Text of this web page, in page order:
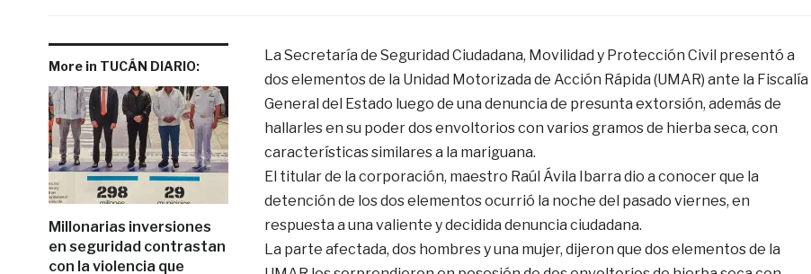
More in TUCÁN DIARIO:
Millonarias inversiones
en seguridad contrastan
con la violencia que
La Secretaría de Seguridad Ciudadana, Movilidad y Protección Civil presentó a
dos elementos de la Unidad Motorizada de Acción Rápida (UMAR) ante la Fiscalía
General del Estado luego de una denuncia de presunta extorsión, además de
hallarles en su poder dos envoltorios con varios gramos de hierba seca, con
características similares a la mariguana.
El titular de la corporación, maestro Raúl Ávila Ibarra dio a conocer que la
detención de los dos elementos ocurrió la noche del pasado viernes, en
respuesta a una valiente y decidida denuncia ciudadana.
La parte afectada, dos hombres y una mujer, dijeron que dos elementos de la